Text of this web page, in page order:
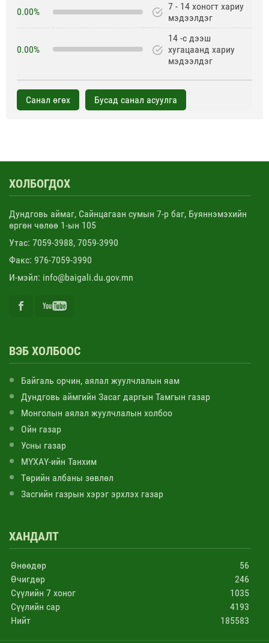
0.00%
7 - 14 хоногт хариу
мэдээлдэг
0.00%
14 -с дээш
хугацаанд хариу
мэдээлдэг
Санал өгөх Бусад санал асуулга
ХОЛБОГДОХ
Дундговь аймаг, Сайнцагаан сумын 7-р баг, Буяннэмэхийн
өргөн чөлөө 1-ын 105
Утас: 7059-3988, 7059-3990
Факс: 976-7059-3990
И-мэйл: info@baigali.du.gov.mn
ВЭБ ХОЛБООС
Байгаль орчин, аялал жуулчлалын яам
Дундговь аймгийн Засаг даргын Тамгын газар
Монголын аялал жуулчлалын холбоо
Ойн газар
Усны газар
МҮХАҮ-ийн Танхим
Төрийн албаны зөвлөл
Засгийн газрын хэрэг эрхлэх газар
ХАНДАЛТ
Өнөөдөр
56
Өчигдөр
246
Сүүлийн 7 хоног
1035
Сүүлийн сар
4193
Нийт
185583